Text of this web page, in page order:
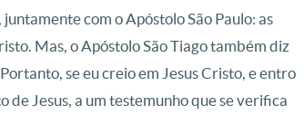
com o Apóstolo São Paulo: as
Mas, o Apóstolo São Tiago também diz
se eu creio em Jesus Cristo, e entro
de Jesus, a um testemunho que se verifica